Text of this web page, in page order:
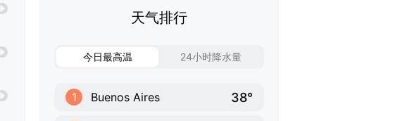
天气排行
今日最高温 24小时降水量
1 Buenos Aires 38°